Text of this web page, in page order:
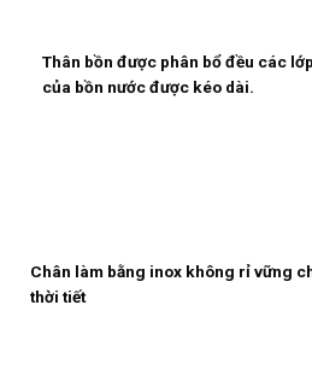
Thân bồn được phân bổ đều các
của bồn nước được kéo dài.
Chân làm bằng inox không rỉ vững
thời tiết